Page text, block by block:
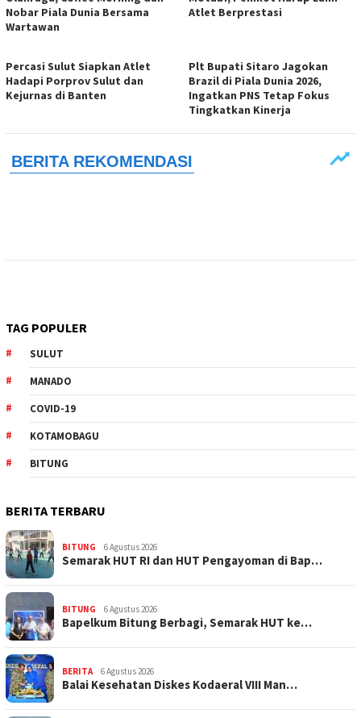
Nobar Piala Dunia Bersama
Wartawan
Atlet Berprestasi
Percasi Sulut Siapkan Atlet
Hadapi Porprov Sulut dan
Kejurnas di Banten
Plt Bupati Sitaro Jagokan
Brazil di Piala Dunia 2026,
Ingatkan PNS Tetap Fokus
Tingkatkan Kinerja
TAG POPULER
SULUT
MANADO
COVID-19
KOTAMOBAGU
BITUNG
BERITA TERBARU
BITUNG 6 Agustus 2026
Semarak HUT RI dan HUT Pengayoman di Bap…
BITUNG 6 Agustus 2026
‎Bapelkum Bitung Berbagi, Semarak HUT ke…
BERITA 6 Agustus 2026
Balai Kesehatan Diskes Kodaeral VIII Man…